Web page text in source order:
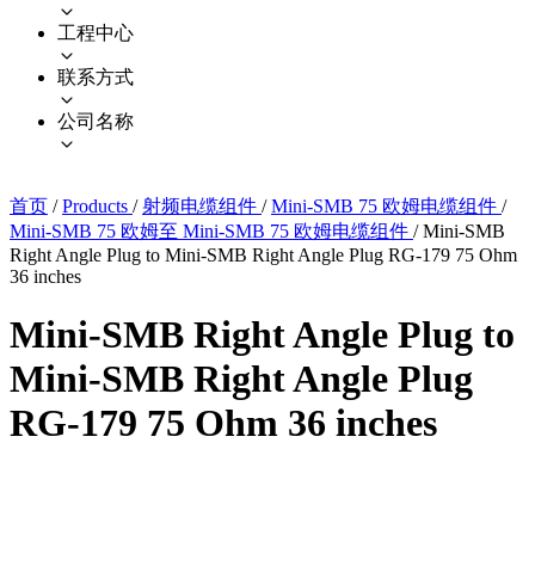
工程中心
联系方式
公司名称
首页 / Products / 射频电缆组件 / Mini-SMB 75 欧姆电缆组件 /
Mini-SMB 75 欧姆至 Mini-SMB 75 欧姆电缆组件 / Mini-SMB
Right Angle Plug to Mini-SMB Right Angle Plug RG-179 75 Ohm
36 inches
Mini-SMB Right Angle Plug to
Mini-SMB Right Angle Plug
RG-179 75 Ohm 36 inches